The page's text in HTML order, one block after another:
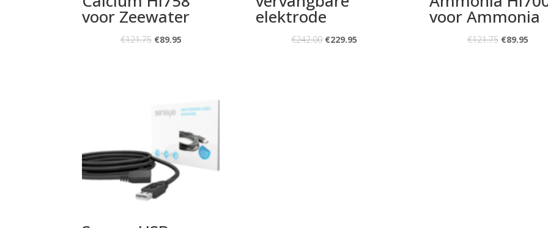
voor Zeewater
€121.75 €89.95
elektrode
€242.00 €229.95
voor Ammonia
€121.75 €89.95